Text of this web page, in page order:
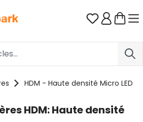
Vous avez
HDM - Haute densité Micro LED
HDM: Haute densité